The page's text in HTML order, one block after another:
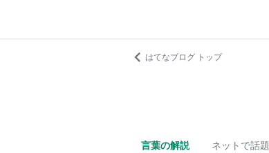
はてなブログ トップ
言葉の解説 ネットで話題